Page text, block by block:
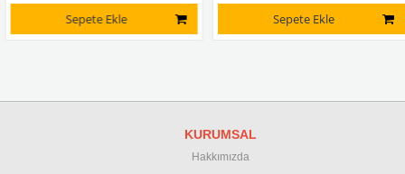
Sepete Ekle
Sepete Ekle
KURUMSAL
Hakkımızda